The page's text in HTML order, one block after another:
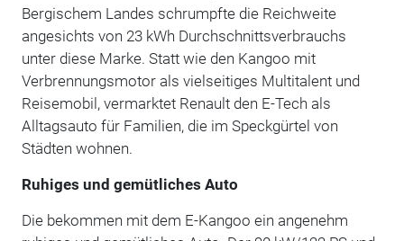
Bergischem Landes schrumpfte die Reichweite
angesichts von 23 kWh Durchschnittsverbrauchs
unter diese Marke. Statt wie den Kangoo mit
Verbrennungsmotor als vielseitiges Multitalent und
Reisemobil, vermarktet Renault den E-Tech als
Alltagsauto für Familien, die im Speckgürtel von
Städten wohnen.
Ruhiges und gemütliches Auto
Die bekommen mit dem E-Kangoo ein angenehm